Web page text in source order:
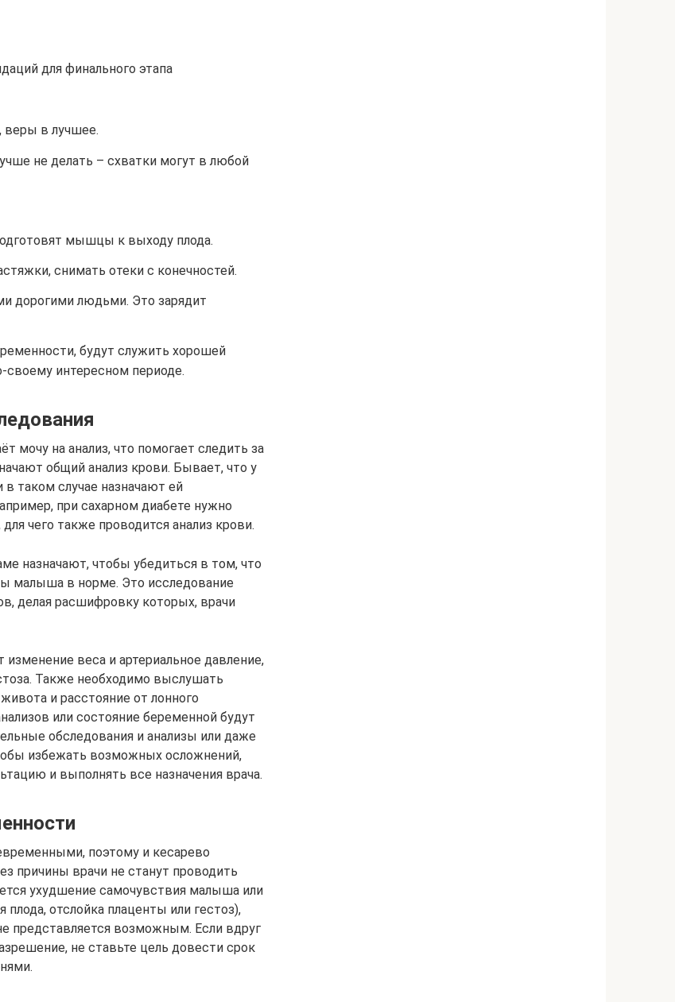
для финального этапа
веры в лучшее.
не делать – схватки могут в любой
мышцы к выходу плода.
снимать отеки с конечностей.
дорогими людьми. Это зарядит
будут служить хорошей
интересном периоде.
мочу на анализ, что помогает следить за
общий анализ крови. Бывает, что у
таком случае назначают ей
при сахарном диабете нужно
чего также проводится анализ крови.
назначают, чтобы убедиться в том, что
малыша в норме. Это исследование
делая расшифровку которых, врачи
веса и артериальное давление,
Также необходимо выслушать
и расстояние от лонного
или состояние беременной будут
обследования и анализы или даже
избежать возможных осложнений,
и выполнять все назначения врача.
поэтому и кесарево
причины врачи не станут проводить
ухудшение самочувствия малыша или
отслойка плаценты или гестоз),
представляется возможным. Если вдруг
не ставьте цель довести срок